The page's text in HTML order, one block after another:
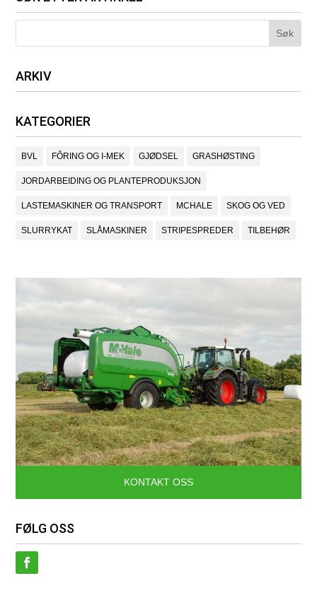
ARKIV
KATEGORIER
BVL FÔRING OG I-MEK GJØDSEL GRASHØSTING
JORDARBEIDING OG PLANTEPRODUKSJON
LASTEMASKINER OG TRANSPORT MCHALE SKOG OG VED
SLURRYKAT SLÅMASKINER STRIPESPREDER TILBEHØR
KONTAKT OSS
FØLG OSS